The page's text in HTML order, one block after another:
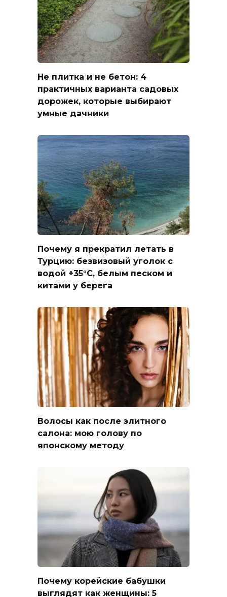
Не плитка и не бетон: 4
практичных варианта садовых
дорожек, которые выбирают
умные дачники
Почему я прекратил летать в
Турцию: безвизовый уголок с
водой +35°C, белым песком и
китами у берега
Волосы как после элитного
салона: мою голову по
японскому методу
Почему корейские бабушки
выглядят как женщины: 5